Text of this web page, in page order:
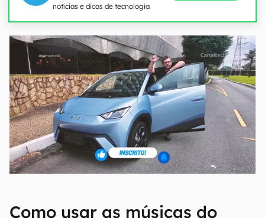
notícias e dicas de tecnologia
Como usar as músicas do